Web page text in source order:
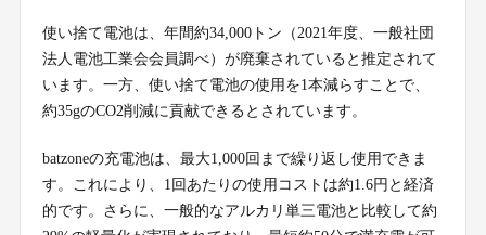
使い捨て電池は、年間約34,000トン（2021年度、一般社団
法人電池工業会会員調べ）が廃棄されていると推定されて
います。一方、使い捨て電池の使用を1本減らすことで、
約35gのCO2削減に貢献できるとされています。
batzoneの充電池は、最大1,000回まで繰り返し使用できま
す。これにより、1回あたりの使用コストは約1.6円と経済
的です。さらに、一般的なアルカリ単三電池と比較して約